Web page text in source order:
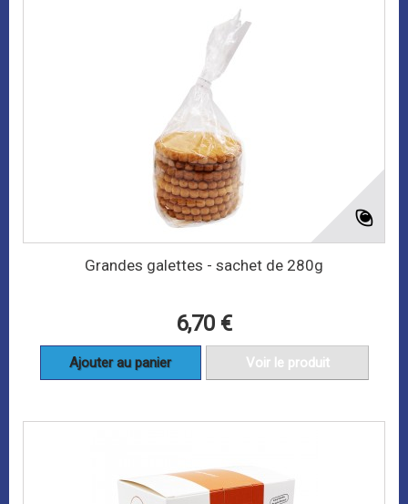
Grandes galettes - sachet de 280g
6,70 €
Ajouter au panier Voir le produit